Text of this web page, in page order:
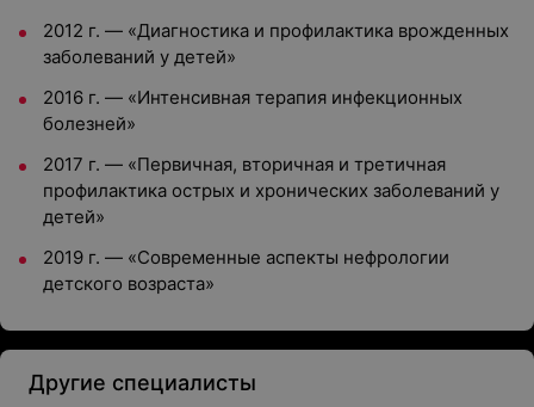
2012 г. — «Диагностика и профилактика врожденных
заболеваний у детей»
2016 г. — «Интенсивная терапия инфекционных
болезней»
2017 г. — «Первичная, вторичная и третичная
профилактика острых и хронических заболеваний у
детей»
2019 г. — «Современные аспекты нефрологии
детского возраста»
Другие специалисты